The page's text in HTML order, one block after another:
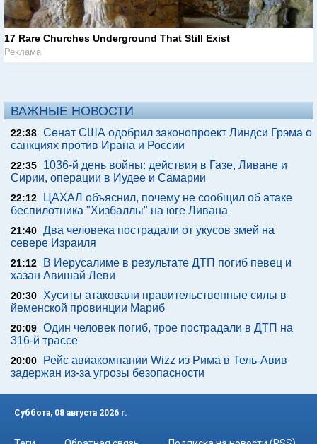
17 Rare Churches Underground That Still Exist
Реклама
ВАЖНЫЕ НОВОСТИ
22:38 Сенат США одобрил законопроект Линдси Грэма о
санкциях против Ирана и России
22:35
1036-й день войны: действия в Газе, Ливане и
Сирии, операции в Иудее и Самарии
22:12
ЦАХАЛ объяснил, почему не сообщил об атаке
беспилотника "Хизбаллы" на юге Ливана
21:40 Два человека пострадали от укусов змей на
севере Израиля
21:12
В Иерусалиме в результате ДТП погиб певец и
хазан Авишай Леви
20:30 Хуситы атаковали правительственные силы в
йеменской провинции Мариб
20:09 Один человек погиб, трое пострадали в ДТП на
316-й трассе
20:00
Рейс авиакомпании Wizz из Рима в Тель-Авив
задержан из-за угрозы безопасности
Суббота, 08 августа 2026 г.